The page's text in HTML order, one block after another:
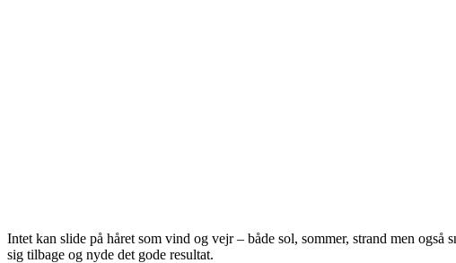
Intet kan slide på håret som vind og vejr – både sol, sommer, strand men
sig tilbage og nyde det gode resultat.